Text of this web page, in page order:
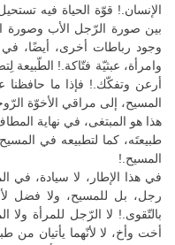
الإنسان.! قوّة الحياة فيه
بين صورة الرّجل الأب وصورة
وجود رباطات أخرى، أيضًا،
وامرأة، عبثيّة فتّاكة.!
أرعن وتفكّك.! فإذا ما حافظنا
المسيح، إلى مراقي الأخوّة
هذا هو المبتغى، في نهاية
طبيعتَه، كما لتطبيعه في
المسيح.!
في هذا الإطار، لا سيادة، في
رجل، بل للمسيح، ولا فضل
بالتّقوى.! لا الرّجل للمرأة
أخت وأخ، لا لأنّهما يأتيان من